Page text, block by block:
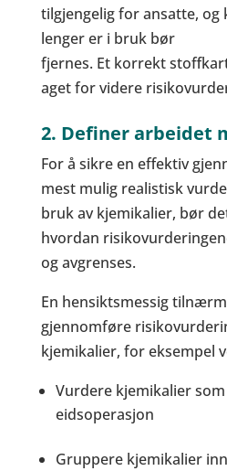
tilgjengelig for ansatte, og
lenger er i bruk bør
fjernes. Et korrekt
aget for videre
2. Definer arbeidet
For å sikre en effektiv
mest mulig realistisk
bruk av kjemikalier, bør
hvordan
og avgrenses.
En hensiktsmessig
gjennomføre
kjemikalier, for eksempel
Vurdere kjemikalier
eidsoperasjon
Gruppere kjemikalier